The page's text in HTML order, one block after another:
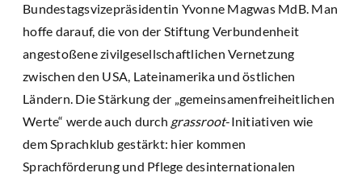
Bundestagsvizepräsidentin Yvonne Magwas MdB. Man
hoffe darauf, die von der Stiftung Verbundenheit
angestoßene zivilgesellschaftlichen Vernetzung
zwischen den USA, Lateinamerika und östlichen
Ländern. Die Stärkung der „gemeinsamenfreiheitlichen
Werte“ werde auch durch grassroot-Initiativen wie
dem Sprachklub gestärkt: hier kommen
Sprachförderung und Pflege desinternationalen